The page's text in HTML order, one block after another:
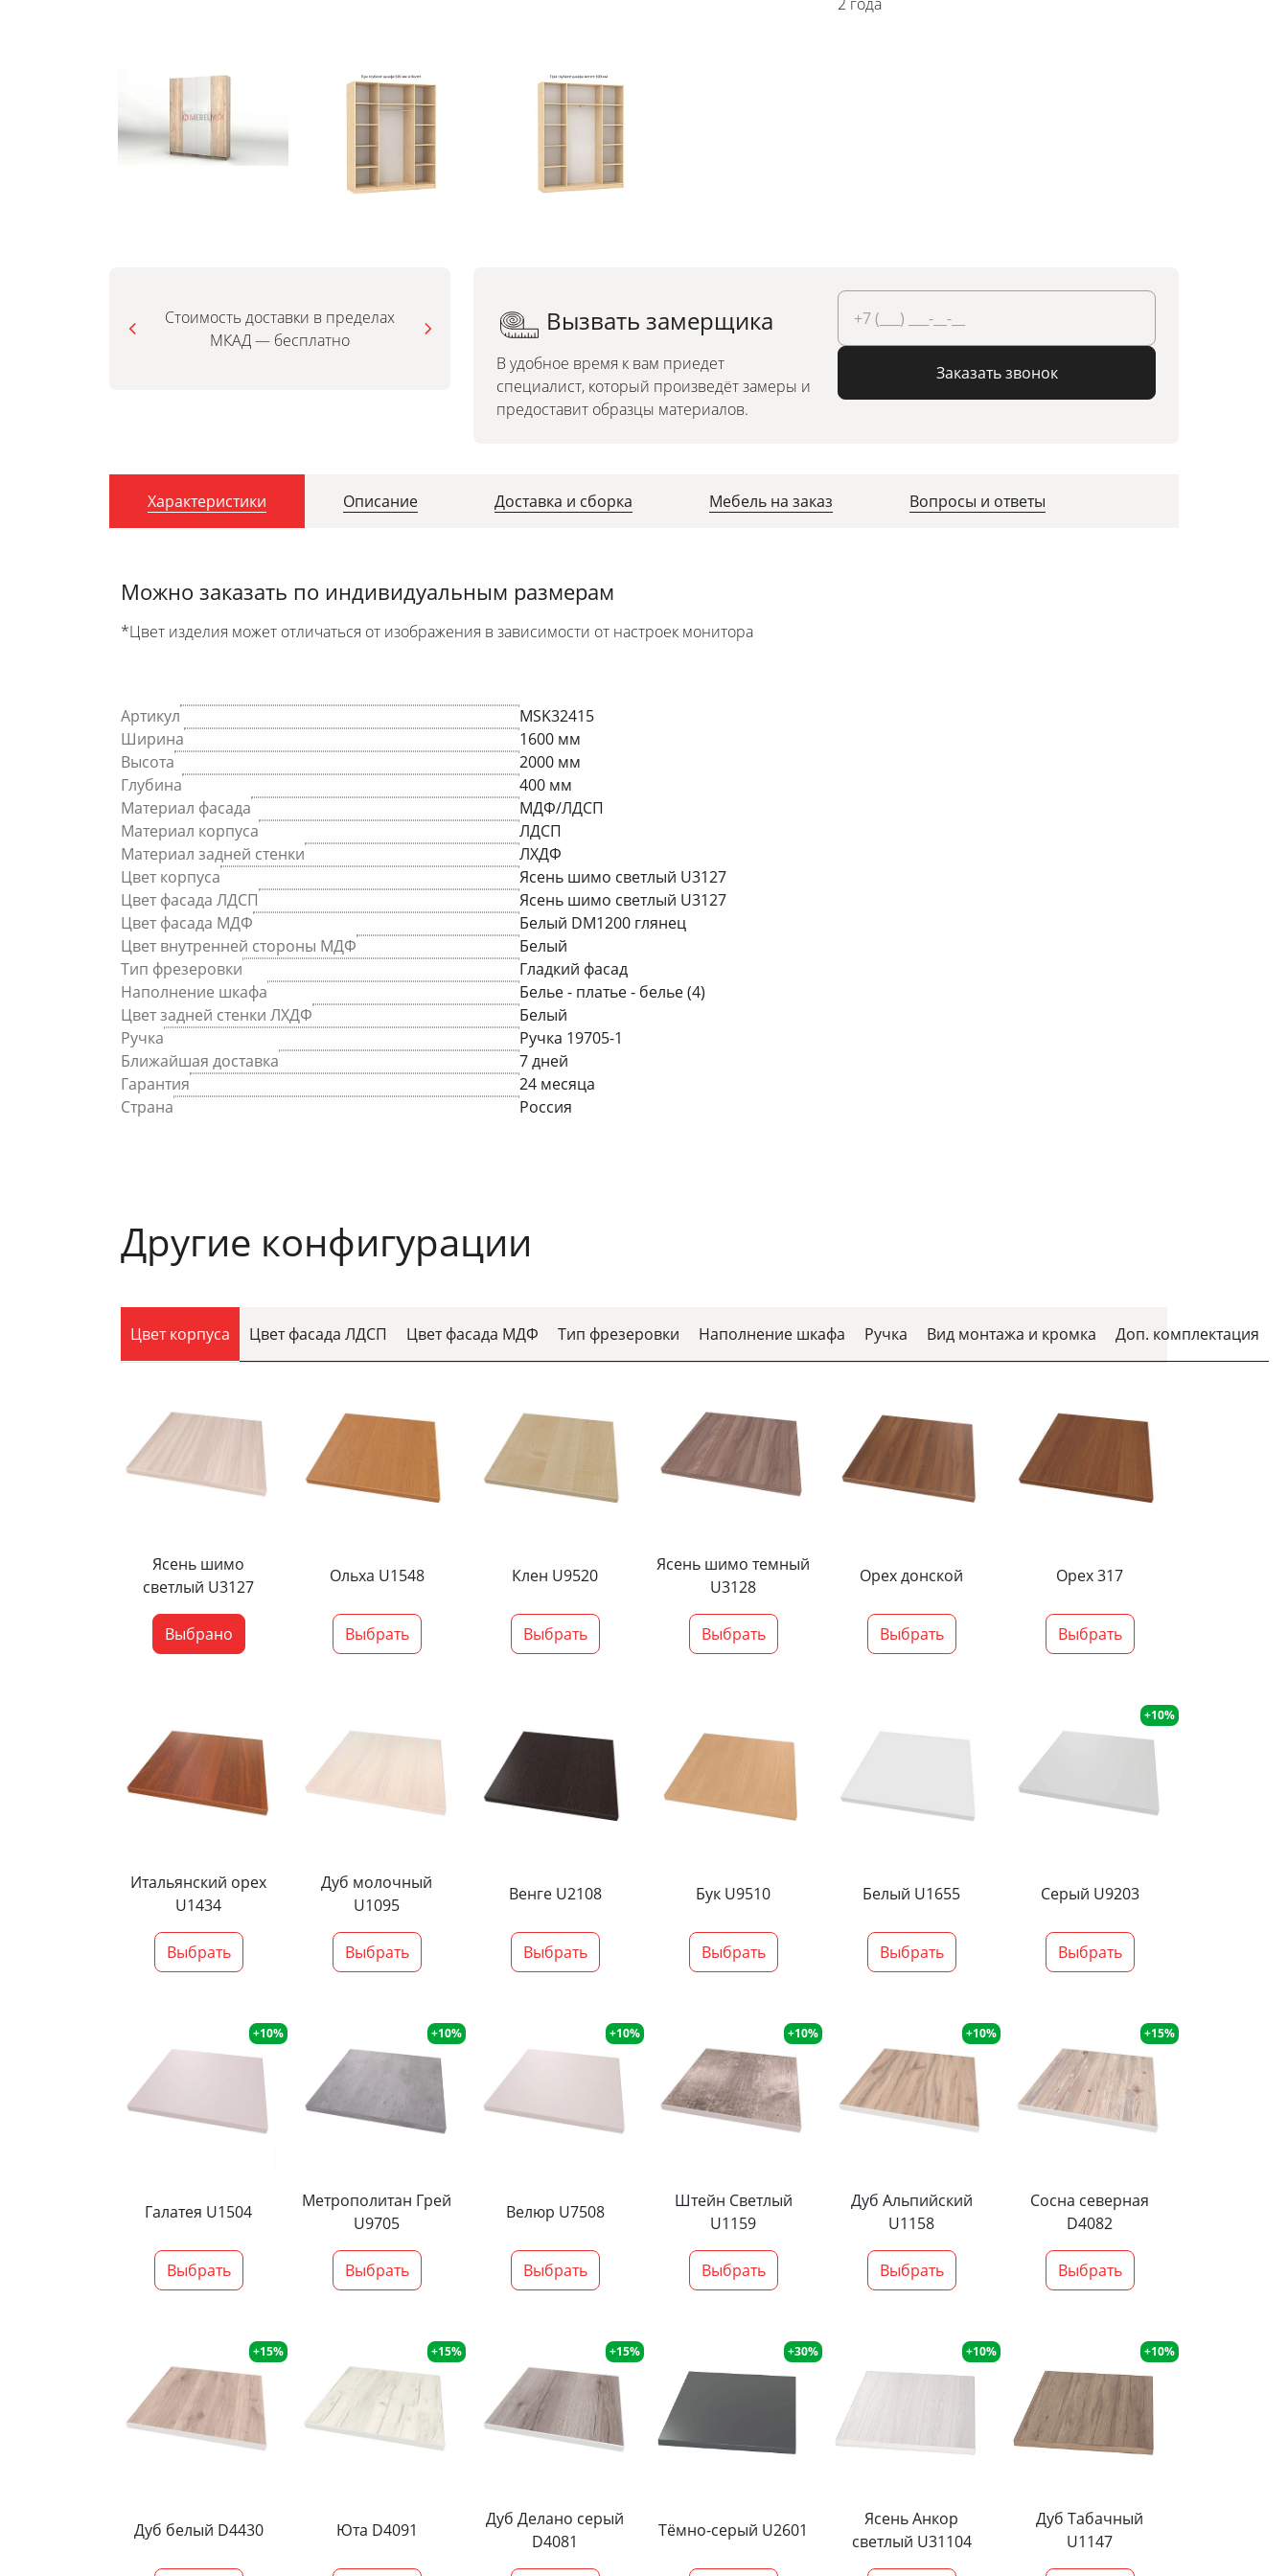
Стоимость доставки в пределах
МКАД — бесплатно
Можно заказать по
индивидуальным размерам
Вызвать замерщика
В удобное время к вам приедет
специалист, который произведёт замеры и
предоставит образцы материалов.
Заказать звонок
Характеристики Описание Доставка и сборка Мебель на заказ Вопросы и ответы
Можно заказать по индивидуальным размерам
*Цвет изделия может отличаться от изображения в зависимости от настроек монитора
Артикул
MSK32415
Ширина
1600 мм
Высота
2000 мм
Глубина
400 мм
Материал фасада
МДФ/ЛДСП
Материал корпуса
ЛДСП
Материал задней стенки
ЛХДФ
Цвет корпуса
Ясень шимо светлый U3127
Цвет фасада ЛДСП
Ясень шимо светлый U3127
Цвет фасада МДФ
Белый DM1200 глянец
Цвет внутренней стороны МДФ
Белый
Тип фрезеровки
Гладкий фасад
Наполнение шкафа
Белье - платье - белье (4)
Цвет задней стенки ЛХДФ
Белый
Ручка
Ручка 19705-1
Ближайшая доставка
7 дней
Гарантия
24 месяца
Страна
Россия
Другие конфигурации
Цвет корпуса Цвет фасада ЛДСП Цвет фасада МДФ Тип фрезеровки Наполнение шкафа Ручка Вид монтажа и кромка Доп. комплектация
Ясень шимо
светлый U3127
Выбрано
Ольха U1548
Выбрать
Клен U9520
Выбрать
Ясень шимо темный
U3128
Выбрать
Орех донской
Выбрать
Орех 317
Выбрать
Итальянский орех
U1434
Выбрать
Дуб молочный
U1095
Выбрать
Венге U2108
Выбрать
Бук U9510
Выбрать
Белый U1655
Выбрать
+10%
Серый U9203
Выбрать
+10%
Галатея U1504
Выбрать
+10%
Метрополитан Грей
U9705
Выбрать
+10%
Велюр U7508
Выбрать
+10%
Штейн Светлый
U1159
Выбрать
+10%
Дуб Альпийский
U1158
Выбрать
+15%
Сосна северная
D4082
Выбрать
+15%
Дуб белый D4430
+15%
Юта D4091
+15%
Дуб Делано серый
D4081
+30%
Тёмно-серый U2601
+10%
Ясень Анкор
светлый U31104
+10%
Дуб Табачный
U1147